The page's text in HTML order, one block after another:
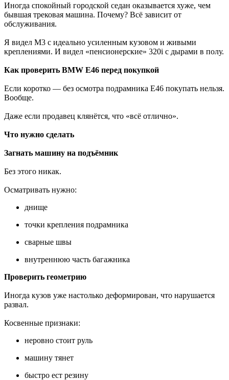
Иногда спокойный городской седан оказывается хуже, чем
бывшая трековая машина. Почему? Всё зависит от
обслуживания.
Я видел M3 с идеально усиленным кузовом и живыми
креплениями. И видел «пенсионерские» 320i с дырами в полу.
Как проверить BMW E46 перед покупкой
Если коротко — без осмотра подрамника E46 покупать нельзя.
Вообще.
Даже если продавец клянётся, что «всё отлично».
Что нужно сделать
Загнать машину на подъёмник
Без этого никак.
Осматривать нужно:
днище
точки крепления подрамника
сварные швы
внутреннюю часть багажника
Проверить геометрию
Иногда кузов уже настолько деформирован, что нарушается
развал.
Косвенные признаки:
неровно стоит руль
машину тянет
быстро ест резину